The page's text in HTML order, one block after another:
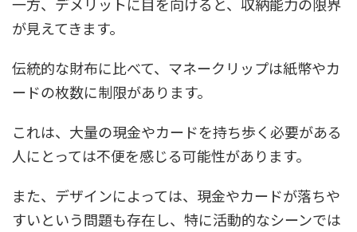
が見えてきます。
伝統的な財布に比べて、マネークリップは紙幣やカ
ードの枚数に制限があります。
これは、大量の現金やカードを持ち歩く必要がある
人にとっては不便を感じる可能性があります。
また、デザインによっては、現金やカードが落ちや
すいという問題も存在し、特に活動的なシーンでは